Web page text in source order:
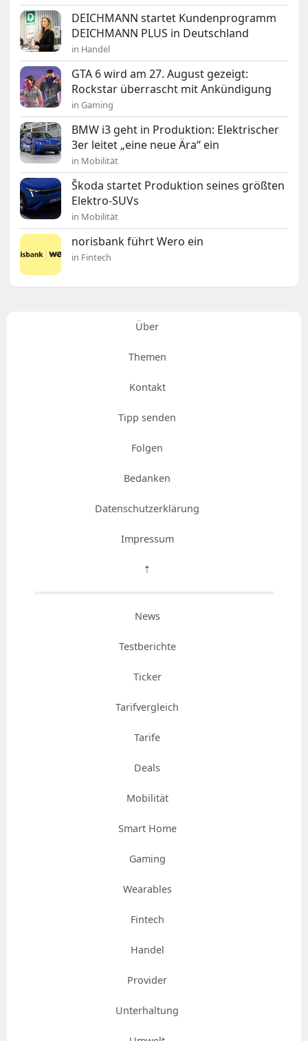
DEICHMANN startet Kundenprogramm
DEICHMANN PLUS in Deutschland
in Handel
GTA 6 wird am 27. August gezeigt:
Rockstar überrascht mit Ankündigung
in Gaming
BMW i3 geht in Produktion: Elektrischer
3er leitet „eine neue Ära“ ein
in Mobilität
Škoda startet Produktion seines größten
Elektro-SUVs
in Mobilität
norisbank führt Wero ein
in Fintech
Über
Themen
Kontakt
Tipp senden
Folgen
Bedanken
Datenschutzerklärung
Impressum
⇡
News
Testberichte
Ticker
Tarifvergleich
Tarife
Deals
Mobilität
Smart Home
Gaming
Wearables
Fintech
Handel
Provider
Unterhaltung